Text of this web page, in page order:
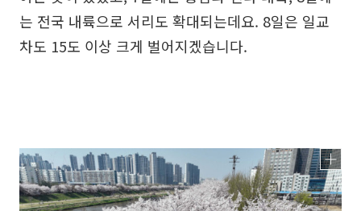
는 전국 내륙으로 서리도 확대되는데요. 8일은 일교
차도 15도 이상 크게 벌어지겠습니다.